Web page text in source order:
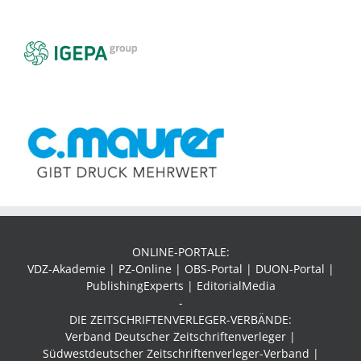
ONLINE-PORTALE:
VDZ-Akademie | PZ-Online | OBS-Portal | DUON-Portal |
PublishingExperts | EditorialMedia
-
DIE ZEITSCHRIFTENVERLEGER-VERBÄNDE:
Verband Deutscher Zeitschriftenverleger |
Südwestdeutscher Zeitschriftenverleger-Verband |